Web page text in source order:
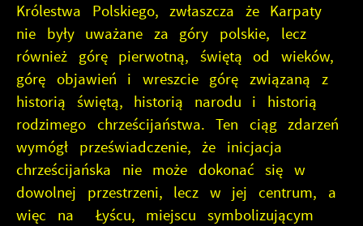
Królestwa Polskiego, zwłaszcza że Karpaty
nie były uważane za góry polskie, lecz
również górę pierwotną, świętą od wieków,
górę objawień i wreszcie górę związaną z
historią świętą, historią narodu i historią
rodzimego chrześcijaństwa. Ten ciąg zdarzeń
wymógł przeświadczenie, że inicjacja
chrześcijańska nie może dokonać się w
dowolnej przestrzeni, lecz w jej centrum, a
więc na Łyścu, miejscu symbolizującym